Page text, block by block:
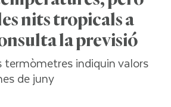
nits tropicals a
la previsió
termòmetres indiquin valors
de juny